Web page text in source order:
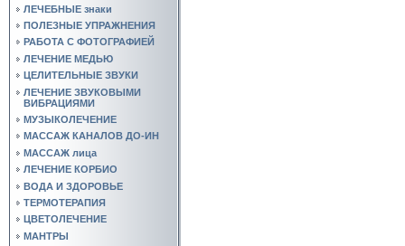
ЛЕЧЕБНЫЕ знаки
ПОЛЕЗНЫЕ УПРАЖНЕНИЯ
РАБОТА С ФОТОГРАФИЕЙ
ЛЕЧЕНИЕ МЕДЬЮ
ЦЕЛИТЕЛЬНЫЕ ЗВУКИ
ЛЕЧЕНИЕ ЗВУКОВЫМИ
ВИБРАЦИЯМИ
МУЗЫКОЛЕЧЕНИЕ
МАССАЖ КАНАЛОВ ДО-ИН
МАССАЖ лица
ЛЕЧЕНИЕ КОРБИО
ВОДА И ЗДОРОВЬЕ
ТЕРМОТЕРАПИЯ
ЦВЕТОЛЕЧЕНИЕ
МАНТРЫ